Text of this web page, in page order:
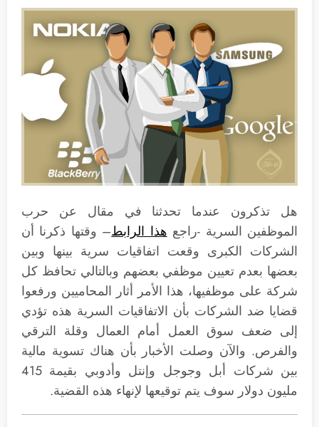
هل تذكرون عندما تحدثنا في مقال عن حرب
الموظفين السرية -راجعهذا الرابط– وقتها ذكرنا أن
الشركات الكبرى وقعت اتفاقيات سرية بينها وبين
بعضها بعدم تعيين موظفي بعضهم وبالتالي تحافظ كل
شركة على موظفيها، هذا الأمر أثار المحاميين ورفعوا
قضايا ضد الشركات بأن الاتفاقيات السرية هذه تؤدي
إلى ضعف سوق العمل أمام العمال وقلة الترقي
والفرص. والآن وصلت الأخبار بأن هناك تسوية مالية
بين شركات أبل وجوجل وإنتل وأدوبي بقيمة 415
مليون دولار سوف يتم توقيعها لإنهاء هذه القضية.